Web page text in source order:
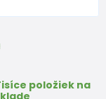
- 11
položiek na